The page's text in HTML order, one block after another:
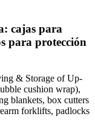
cajas para
para protección
& Storage of Up-
cushion wrap),
blankets, box cutters
forklifts, padlocks